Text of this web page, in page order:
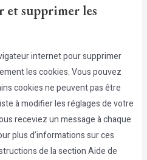
et supprimer les
internet pour supprimer
les cookies. Vous pouvez
cookies ne peuvent pas être
à modifier les réglages de votre
receviez un message à chaque
plus d’informations sur ces
de la section Aide de